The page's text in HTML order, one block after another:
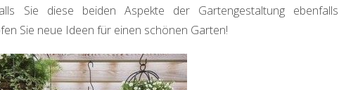
Sie diese beiden Aspekte der Gartengestaltung ebenfalls
Sie neue Ideen für einen schönen Garten!